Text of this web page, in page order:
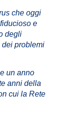
che oggi
e
degli
dei problemi
un anno
anni della
cui la Rete